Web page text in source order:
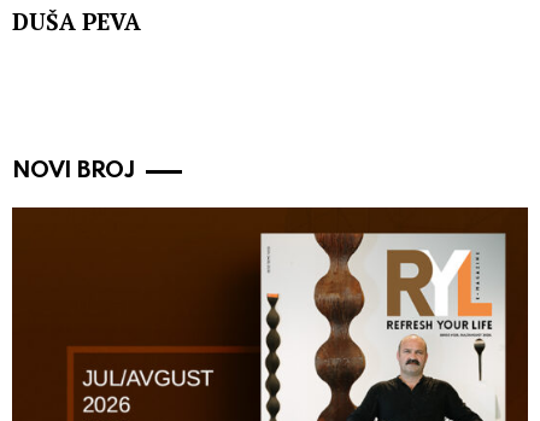
DUŠA PEVA
NOVI BROJ